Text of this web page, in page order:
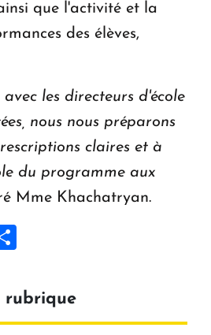
que l'activité et la
des élèves,
avec les directeurs d'école
nous nous préparons
claires et à
du programme aux
Mme Khachatryan.
rubrique